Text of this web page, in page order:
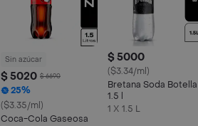
Sin azúcar
$ 5020 $ 6690
25%
($3.35/ml)
Coca-Cola Gaseosa
$ 5000
($3.34/ml)
Bretana Soda Botella
1.5 l
1 X 1.5 L